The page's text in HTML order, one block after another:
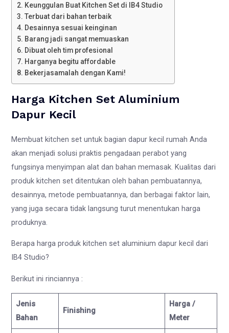
Keunggulan Buat Kitchen Set di IB4 Studio
Terbuat dari bahan terbaik
Desainnya sesuai keinginan
Barang jadi sangat memuaskan
Dibuat oleh tim profesional
Harganya begitu affordable
Bekerjasamalah dengan Kami!
Harga Kitchen Set Aluminium
Dapur Kecil
Membuat kitchen set untuk bagian dapur kecil rumah Anda
akan menjadi solusi praktis pengadaan perabot yang
fungsinya menyimpan alat dan bahan memasak. Kualitas dari
produk kitchen set ditentukan oleh bahan pembuatannya,
desainnya, metode pembuatannya, dan berbagai faktor lain,
yang juga secara tidak langsung turut menentukan harga
produknya.
Berapa harga produk kitchen set aluminium dapur kecil dari
IB4 Studio?
Berikut ini rinciannya :
Jenis
Bahan
Finishing
Harga /
Meter